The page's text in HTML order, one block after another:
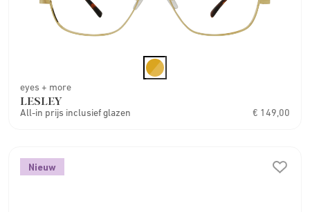
eyes + more
LESLEY
All-in prijs inclusief glazen € 149,00
Nieuw